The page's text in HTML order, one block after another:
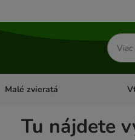
Hľadať
Otvoriť menu: Mačky
Malé zvieratá
Tu nájdete